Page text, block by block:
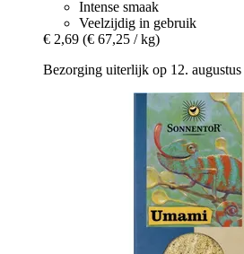
Intense smaak
Veelzijdig in gebruik
€ 2,69 (€ 67,25 / kg)
Bezorging uiterlijk op 12. augustus